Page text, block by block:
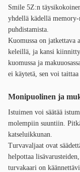
Smile 5Z:n
yhdellä kädellä
puhdistamista.
Kuomussa on jatkettava
keleillä, ja kansi
kuomussa ja
ei käytetä, sen voi
Monipuolinen ja
Istuimen voi säätää
molempiin suuntiin.
katseluikkunan.
Turvavaljaat ovat
helpottaa
turvakaari on